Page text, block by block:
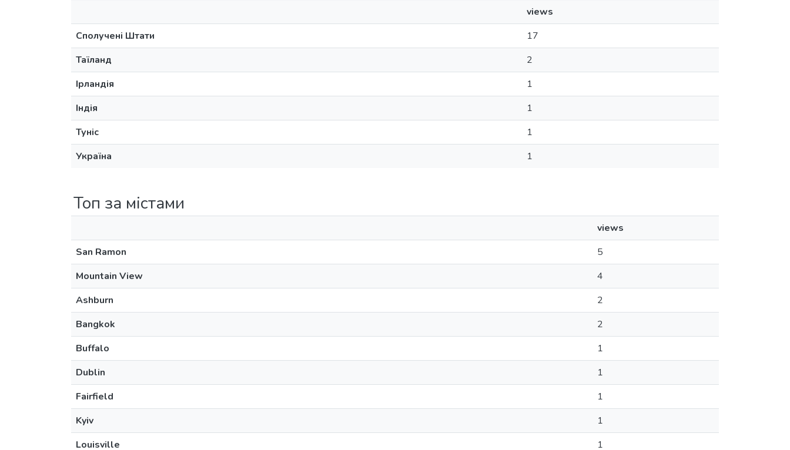
views
Сполучені Штати
17
Таїланд
2
Ірландія
1
Індія
1
Туніс
1
Україна
1
Топ за містами
views
San Ramon
5
Mountain View
4
Ashburn
2
Bangkok
2
Buffalo
1
Dublin
1
Fairfield
1
Kyiv
1
Louisville
1